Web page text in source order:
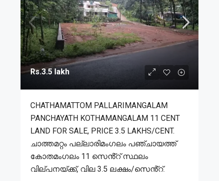
Rs.3.5 lakh
CHATHAMATTOM PALLARIMANGALAM
PANCHAYATH KOTHAMANGALAM 11 CENT
LAND FOR SALE, PRICE 3.5 LAKHS/CENT.
ചാത്തമറ്റം പല്ലാരിമംഗലം പഞ്ചായത്ത്
കോതമംഗലം 11 സെൻ്റ് സ്ഥലം
വില്പനയ്ക്ക്, വില 3.5 ലക്ഷം/സെൻ്റ്.